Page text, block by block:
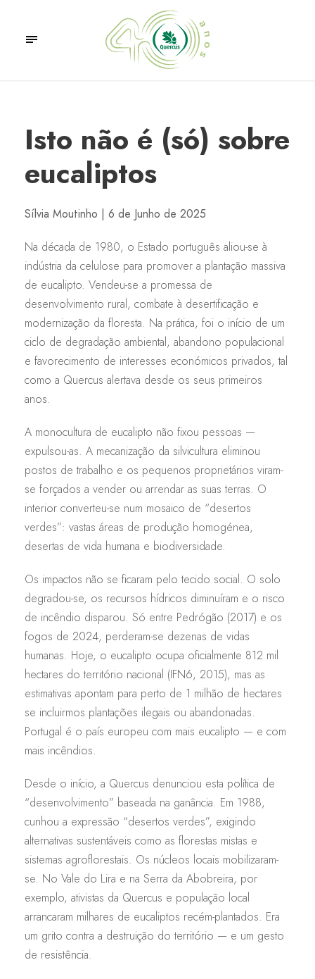
Isto não é (só) sobre
eucaliptos
Sílvia Moutinho | 6 de Junho de 2025
Na década de 1980, o Estado português aliou-se à
indústria da celulose para promover a plantação massiva
de eucalipto. Vendeu-se a promessa de
desenvolvimento rural, combate à desertificação e
modernização da floresta. Na prática, foi o início de um
ciclo de degradação ambiental, abandono populacional
e favorecimento de interesses económicos privados, tal
como a Quercus alertava desde os seus primeiros
anos.
A monocultura de eucalipto não fixou pessoas —
expulsou-as. A mecanização da silvicultura eliminou
postos de trabalho e os pequenos proprietários viram-
se forçados a vender ou arrendar as suas terras. O
interior converteu-se num mosaico de “desertos
verdes”: vastas áreas de produção homogénea,
desertas de vida humana e biodiversidade.
Os impactos não se ficaram pelo tecido social. O solo
degradou-se, os recursos hídricos diminuíram e o risco
de incêndio disparou. Só entre Pedrógão (2017) e os
fogos de 2024, perderam-se dezenas de vidas
humanas. Hoje, o eucalipto ocupa oficialmente 812 mil
hectares do território nacional (IFN6, 2015), mas as
estimativas apontam para perto de 1 milhão de hectares
se incluirmos plantações ilegais ou abandonadas.
Portugal é o país europeu com mais eucalipto — e com
mais incêndios.
Desde o início, a Quercus denunciou esta política de
“desenvolvimento” baseada na ganância. Em 1988,
cunhou a expressão “desertos verdes”, exigindo
alternativas sustentáveis como as florestas mistas e
sistemas agroflorestais. Os núcleos locais mobilizaram-
se. No Vale do Lira e na Serra da Abobreira, por
exemplo, ativistas da Quercus e população local
arrancaram milhares de eucaliptos recém-plantados. Era
um grito contra a destruição do território — e um gesto
de resistência.